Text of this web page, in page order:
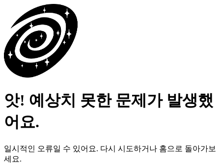
앗! 예상치 못한 문제가 발생했
어요.
일시적인 오류일 수 있어요. 다시 시도하거나 홈으로 돌아가보
세요.